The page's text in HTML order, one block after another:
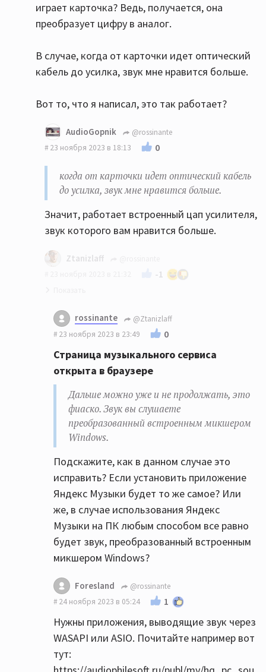
играет карточка? Ведь, получается, она
преобразует цифру в аналог.
В случае, когда от карточки идет оптический
кабель до усилка, звук мне нравится больше.
Вот то, что я написал, это так работает?
AudioGopnik
@rossinante
23 ноября 2023 в 18:13
0
когда от карточки идет оптический кабель
до усилка, звук мне нравится больше.
Значит, работает встроенный цап усилителя,
звук которого вам нравится больше.
Ztanizlaff
-1
Страница музыкального сервиса открыта
в браузере
фиаско. Звук вы слушаете преобразованный
встроенным микшером Windows.
наче говоря, если так верно сказать,
работает ЦАП усилителя?
Все верно, но он там совсем начальный и
простой, выделите бюджет на цап хотяб
350$, это не так много но прирост будет
заметный.
Вон на Озон скидки пока, дешвле чем на Ali
все.
SMSL DO400 отличный цап еще и усилок для
наушников норм.
https://ozon.ru/t/nBdEBGN
SMSL SU-9 ultra вышел новый, очень хороший
цап, а теперь еще и на AKM наконец-то.
https://ozon.ru/t/nBdEYRe
В случае, когда от карточки идет
оптический кабель до усилка, звук мне
rossinante
@Ztanizlaff
23 ноября 2023 в 23:49
0
Страница музыкального сервиса
открыта в браузере
Дальше можно уже и не продолжать, это
фиаско. Звук вы слушаете
преобразованный встроенным микшером
Windows.
Подскажите, как в данном случае это
исправить? Если установить приложение
Яндекс Музыки будет то же самое? Или
же, в случае использования Яндекс
Музыки на ПК любым способом все равно
будет звук, преобразованный встроенным
микшером Windows?
Foresland
@rossinante
24 ноября 2023 в 05:24
1
Нужны приложения, выводящие звук через
WASAPI или ASIO. Почитайте например вот
тут: